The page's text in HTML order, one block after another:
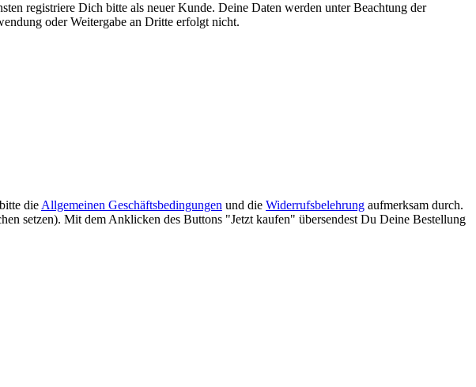
registriere Dich bitte als neuer Kunde. Deine Daten werden unter Beachtung der
oder Weitergabe an Dritte erfolgt nicht.
die Allgemeinen Geschäftsbedingungen und die Widerrufsbelehrung aufmerksam durch.
setzen). Mit dem Anklicken des Buttons "Jetzt kaufen" übersendest Du Deine Bestellung